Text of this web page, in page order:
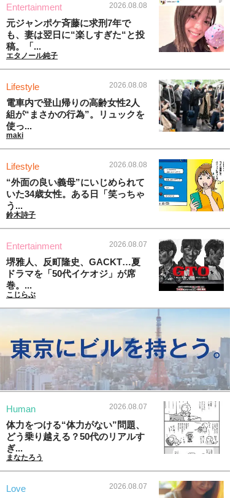
Entertainment 2026.08.08
元ジャンポケ斉藤に求刑7年で
も、妻は翌日に“楽しすぎた“と投
稿。「...
エタノール純子
Lifestyle 2026.08.08
電車内で登山帰りの高齢女性2人
組が“まさかの行為”。リュックを
使っ...
maki
Lifestyle 2026.08.08
“外面の良い義母”にいじめられて
いた34歳女性。ある日「笑っちゃ
う...
鈴木詩子
Entertainment 2026.08.07
堺雅人、反町隆史、GACKT…夏
ドラマを「50代イケオジ」が席
巻。...
こじらぶ
Human 2026.08.07
体力をつける“体力がない”問題、
どう乗り越える？50代のリアルす
ぎ...
まなたろう
Love 2026.08.07